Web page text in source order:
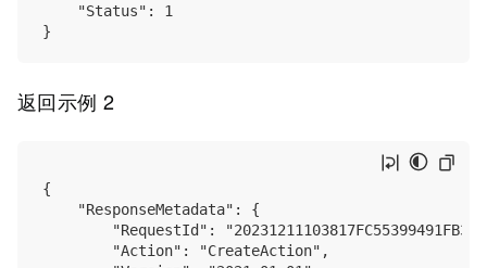
    "Status": 1
返回示例 2
{
    "ResponseMetadata": {
"RequestId":
        "Action": "CreateAction",